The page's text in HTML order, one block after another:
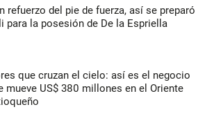
refuerzo del pie de fuerza, así se preparó
para la posesión de De la Espriella
que cruzan el cielo: así es el negocio
mueve US$ 380 millones en el Oriente